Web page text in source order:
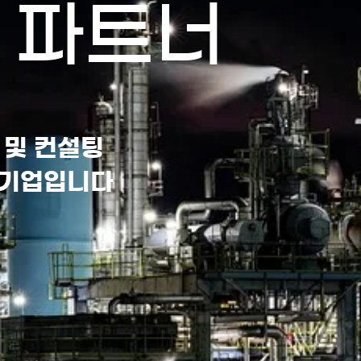
트너
컨설팅
업입니다